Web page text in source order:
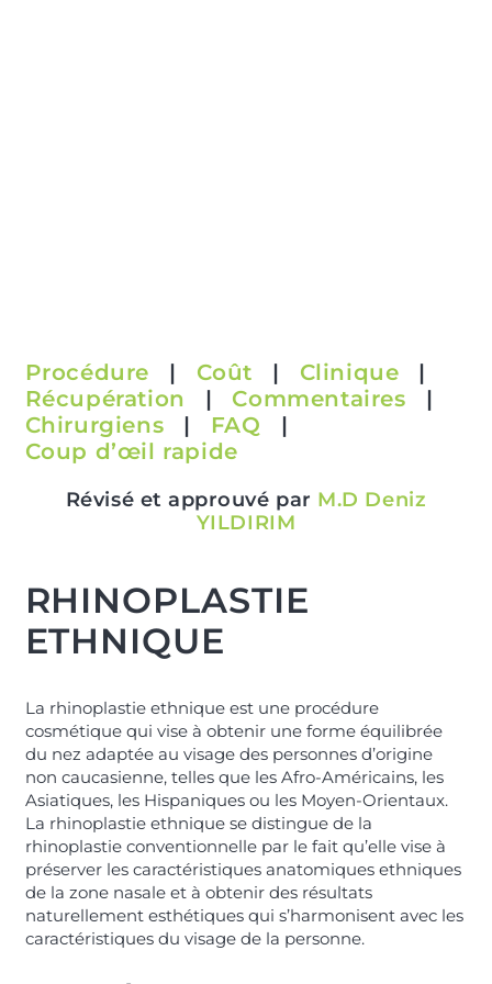
Procédure | Coût | Clinique
|
Récupération
| Commentaires
|
Chirurgiens
| FAQ
|
Coup d’œil rapide
Révisé et approuvé par M.D Deniz
YILDIRIM
RHINOPLASTIE
ETHNIQUE
La rhinoplastie ethnique est une procédure
cosmétique qui vise à obtenir une forme équilibrée
du nez adaptée au visage des personnes d’origine
non caucasienne, telles que les Afro-Américains, les
Asiatiques, les Hispaniques ou les Moyen-Orientaux.
La rhinoplastie ethnique se distingue de la
rhinoplastie conventionnelle par le fait qu’elle vise à
préserver les caractéristiques anatomiques ethniques
de la zone nasale et à obtenir des résultats
naturellement esthétiques qui s’harmonisent avec les
caractéristiques du visage de la personne.